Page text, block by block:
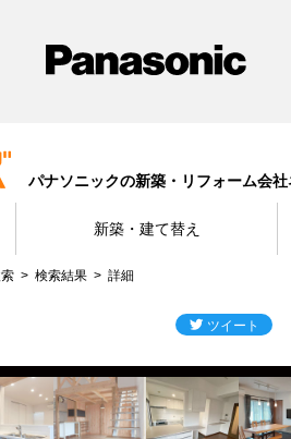
パナソニックの新築・リフォーム会社
新築・建て替え
検索結果 詳細